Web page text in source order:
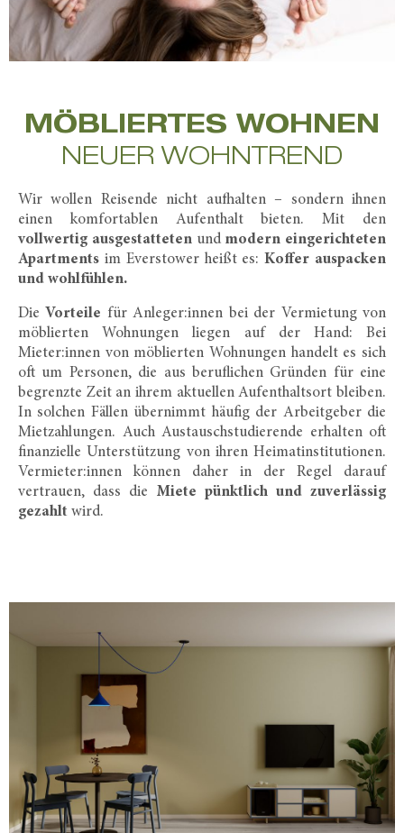
MÖBLIERTES WOHNEN
NEUER WOHNTREND
Wir wollen Reisende nicht aufhalten – sondern ihnen
einen komfortablen Aufenthalt bieten. Mit den
vollwertig ausgestattetenund modern eingerichteten
Apartments im Everstower heißt es:Koffer auspacken
und wohlfühlen.
DieVorteile für Anleger:innen bei der Vermietung von
möblierten Wohnungen liegen auf der Hand: Bei
Mieter:innen von möblierten Wohnungen handelt es sich
oft um Personen, die aus beruflichen Gründen für eine
begrenzte Zeit an ihrem aktuellen Aufenthaltsort bleiben.
In solchen Fällen übernimmt häufig der Arbeitgeber die
Mietzahlungen. Auch Austauschstudierende erhalten oft
finanzielle Unterstützung von ihren Heimatinstitutionen.
Vermieter:innen können daher in der Regel darauf
vertrauen, dass die Miete pünktlich und zuverlässig
gezahltwird.